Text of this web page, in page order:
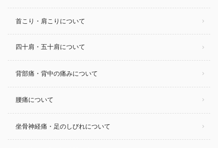
首こり・肩こりについて
四十肩・五十肩について
背部痛・背中の痛みについて
腰痛について
坐骨神経痛・足のしびれについて